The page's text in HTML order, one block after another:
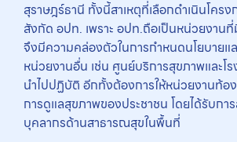
สุราษฎร์ธานี ทั้งนี้สาเหตุที่เลือกดำเนินโครง
สังกัด อปท. เพราะ อปท.ถือเป็นหน่วยงาน
จึงมีความคล่องตัวในการกำหนดนโยบายแ
หน่วยงานอื่น เช่น ศูนย์บริการสุขภาพและโร
นำไปปฏิบัติ อีกทั้งต้องการให้หน่วยงานท้อ
การดูแลสุขภาพของประชาชน โดยได้รับก
บุคลากรด้านสาธารณสุขในพื้นที่